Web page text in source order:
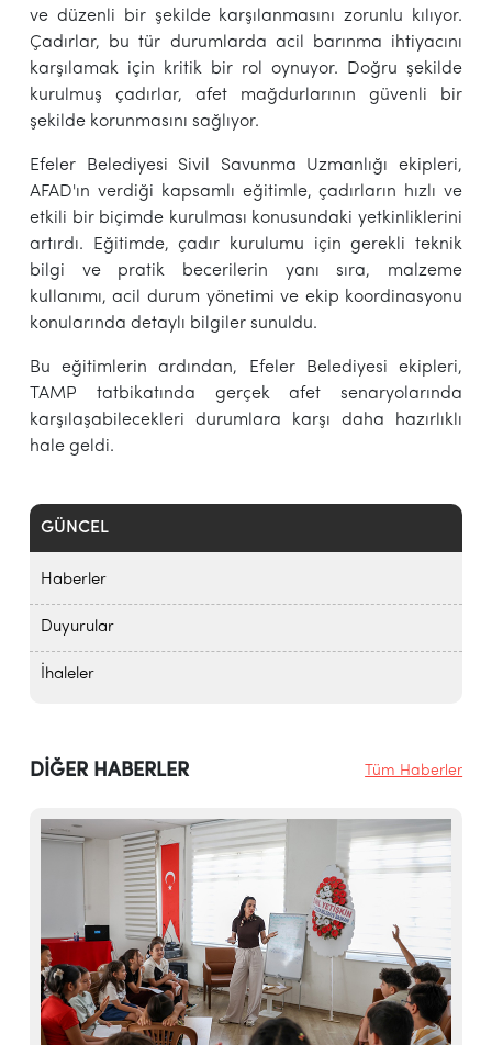
GÜNCEL
Haberler
Duyurular
İhaleler
ve düzenli bir şekilde karşılanmasını zorunlu kılıyor.
Çadırlar, bu tür durumlarda acil barınma ihtiyacını
karşılamak için kritik bir rol oynuyor. Doğru şekilde
kurulmuş çadırlar, afet mağdurlarının güvenli bir
şekilde korunmasını sağlıyor.
Efeler Belediyesi Sivil Savunma Uzmanlığı ekipleri,
AFAD'ın verdiği kapsamlı eğitimle, çadırların hızlı ve
etkili bir biçimde kurulması konusundaki yetkinliklerini
artırdı. Eğitimde, çadır kurulumu için gerekli teknik
bilgi ve pratik becerilerin yanı sıra, malzeme
kullanımı, acil durum yönetimi ve ekip koordinasyonu
konularında detaylı bilgiler sunuldu.
Bu eğitimlerin ardından, Efeler Belediyesi ekipleri,
TAMP tatbikatında gerçek afet senaryolarında
karşılaşabilecekleri durumlara karşı daha hazırlıklı
hale geldi.
DİĞER HABERLER Tüm Haberler